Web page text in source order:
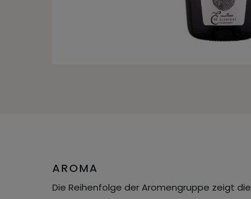
AROMA
Die Reihenfolge der Aromengruppe zeigt die